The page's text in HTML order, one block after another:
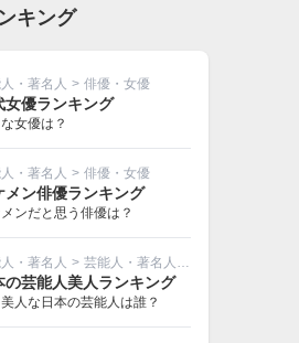
キング
・著名人 > 俳優・女優
女優ランキング
女優は？
・著名人 > 俳優・女優
メン俳優ランキング
ンだと思う俳優は？
・著名人 > 芸能人・著名人その他
の芸能人美人ランキング
人な日本の芸能人は誰？